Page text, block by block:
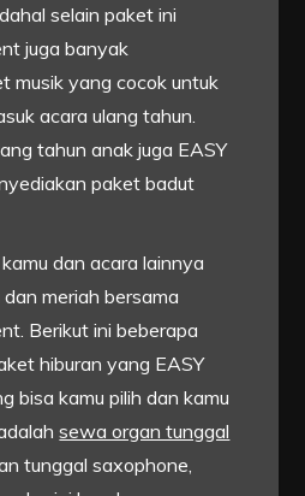
selain paket ini
juga banyak
musik yang cocok untuk
acara ulang tahun.
tahun anak juga EASY
paket badut
dan acara lainnya
meriah bersama
Berikut ini beberapa
hiburan yang EASY
bisa kamu pilih dan kamu
sewa organ tunggal
tunggal saxophone,